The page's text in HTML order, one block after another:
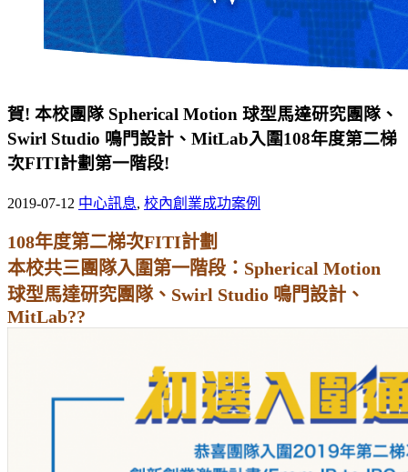
賀! 本校團隊 Spherical Motion 球型馬達研究團隊、
Swirl Studio 鳴門設計、MitLab入圍108年度第二梯
次FITI計劃第一階段!
2019-07-12 中心訊息, 校內創業成功案例
108年度第二梯次FITI計劃
本校共三團隊入圍第一階段：Spherical Motion
球型馬達研究團隊、Swirl Studio 鳴門設計、
MitLab??